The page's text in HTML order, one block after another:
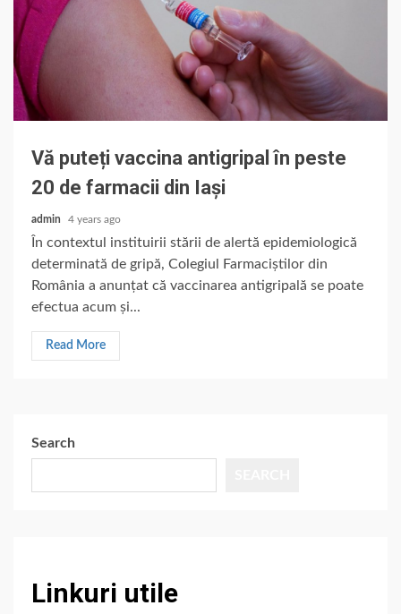
Vă puteți vaccina antigripal în peste
20 de farmacii din Iași
admin 4 years ago
În contextul instituirii stării de alertă epidemiologică
determinată de gripă, Colegiul Farmaciștilor din
România a anunțat că vaccinarea antigripală se poate
efectua acum și...
Read More
Search
Linkuri utile